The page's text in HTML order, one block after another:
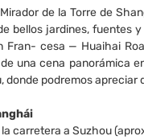
de la Torre de
bellos jardines, fuentes
cesa — Huaihai
una cena panorámica
podremos
carretera a Suzhou